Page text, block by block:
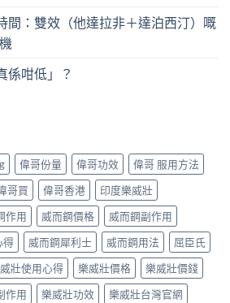
間：雙效（他達拉非＋達泊西汀）嘅
係咁低」？
偉哥份量 偉哥功效
偉哥 服用方法
哥買 偉哥香港
印度樂威壯
作用 威而鋼價格
威而鋼副作用
得 威而鋼犀利士 威而鋼用法
屈臣氏
壯使用心得 樂威壯價格
樂威壯價錢
作用 樂威壯功效
樂威壯台灣官網